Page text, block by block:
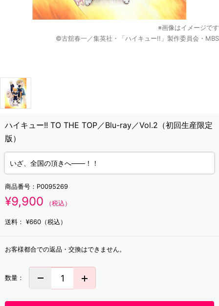
※画像はイメージです
©古舘春一／集英社・「ハイキュー!!」製作委員会・MBS
ハイキュー!! TO THE TOP／Blu-ray／Vol.2（初回生産限定
版）
いざ、全国の頂きへ――！！
商品番号： P0095269
¥9,900 （税込）
送料： ¥660（税込）
お客様都合での返品・交換はできません。
数量：